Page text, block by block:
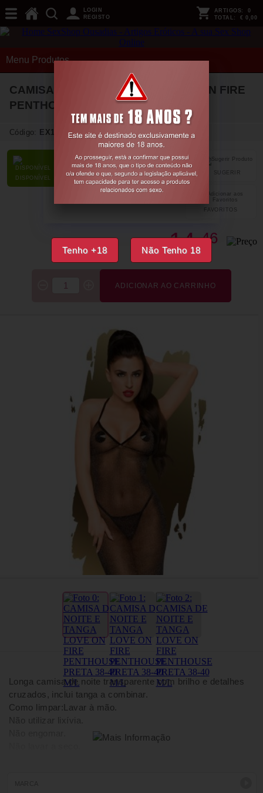
Tenho +18 Não Tenho 18
LOGIN
REGISTO
ARTIGOS: 0
TOTAL: € 0,00
Menu Produtos
CAMISA DE NOITE E TANGA LOVE ON FIRE
PENTHOUSE PRETA38-40 M/L
Código: EX17776
DISPONÍVEL
SUGERIR
PARTILHAR
FAVORITOS
€14,46
ADICIONAR AO CARRINHO
Longa camisa de noite transparente com brilho e detalhes
cruzados, inclui tanga a combinar.
Como limpar:Lavar à mão.
Não utilizar lixívia.